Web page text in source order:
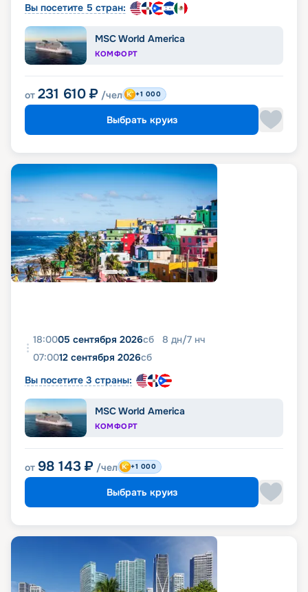
Вы посетите 5 стран:
MSC World America
КОМФОРТ
от 231 610 ₽ /чел +1 000
Выбрать круиз
18:0005 сентября 2026сб 8 дн/7 нч
07:0012 сентября 2026сб
Вы посетите 3 страны:
MSC World America
КОМФОРТ
от 98 143 ₽ /чел +1 000
Выбрать круиз